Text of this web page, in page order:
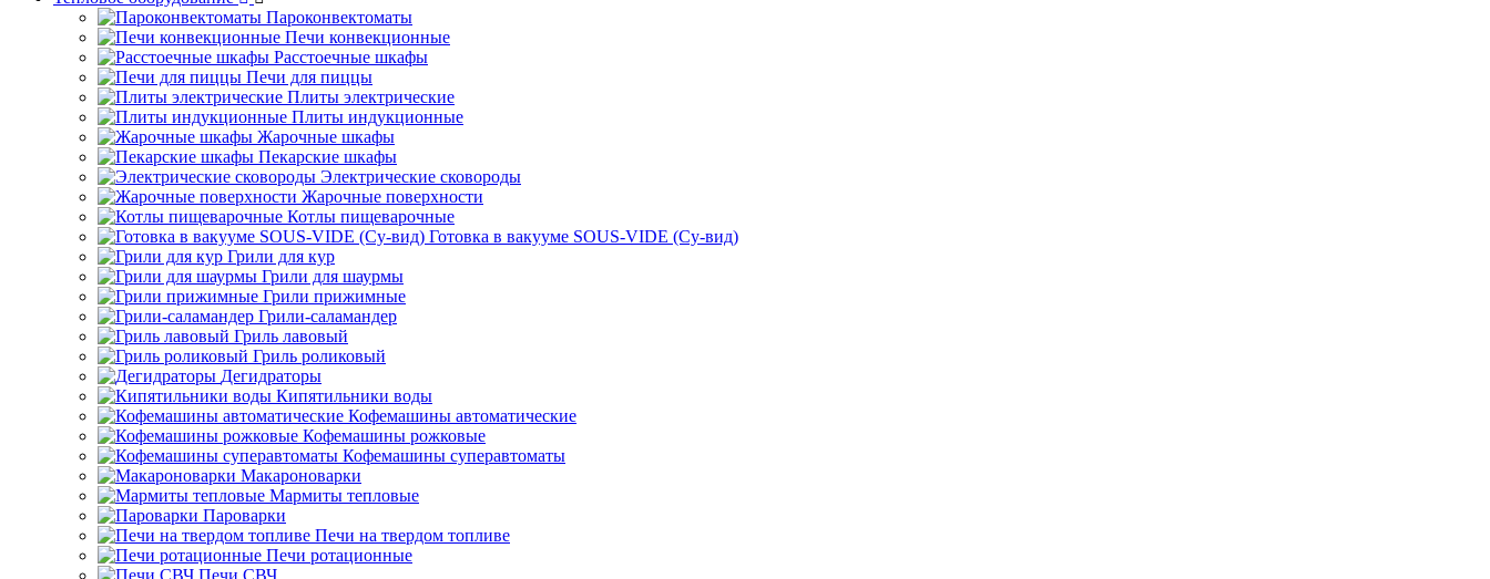
Пароконвектоматы
Печи конвекционные
Расстоечные шкафы
Печи для пиццы
Плиты электрические
Плиты индукционные
Жарочные шкафы
Пекарские шкафы
Электрические сковороды
Жарочные поверхности
Котлы пищеварочные
Готовка в вакууме SOUS-VIDE (Су-вид)
Грили для кур
Грили для шаурмы
Грили прижимные
Грили-саламандер
Гриль лавовый
Гриль роликовый
Дегидраторы
Кипятильники воды
Кофемашины автоматические
Кофемашины рожковые
Кофемашины суперавтоматы
Макароноварки
Мармиты тепловые
Пароварки
Печи на твердом топливе
Печи ротационные
Печи СВЧ